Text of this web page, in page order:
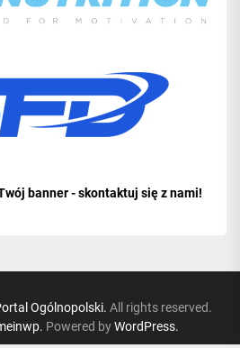
banner - skontaktuj się z nami!
Ogólnopolski. All rights reserved.
Powered byWordPress.